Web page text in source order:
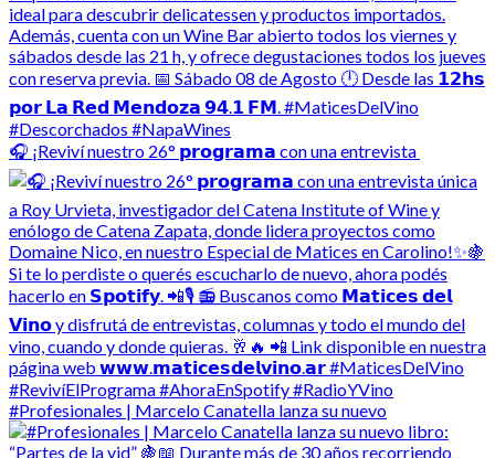
🎧 ¡Reviví nuestro 26° 𝗽𝗿𝗼𝗴𝗿𝗮𝗺𝗮 con una entrevista
#Profesionales | Marcelo Canatella lanza su nuevo